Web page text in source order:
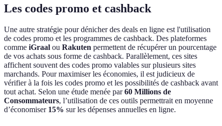
Les codes promo et cashback
Une autre stratégie pour dénicher des deals en ligne est l'utilisation
de codes promo et les programmes de cashback. Des plateformes
comme iGraal ou Rakuten permettent de récupérer un pourcentage
de vos achats sous forme de cashback. Parallèlement, ces sites
affichent souvent des codes promo valables sur plusieurs sites
marchands. Pour maximiser les économies, il est judicieux de
vérifier à la fois les codes promo et les possibilités de cashback avant
tout achat. Selon une étude menée par60 Millions de
Consommateurs, l’utilisation de ces outils permettrait en moyenne
d’économiser 15% sur les dépenses annuelles en ligne.